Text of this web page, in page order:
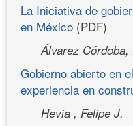
La Iniciativa de
en México (PDF)
Álvarez
Gobierno abierto en
experiencia en
Hevia , Felipe J.